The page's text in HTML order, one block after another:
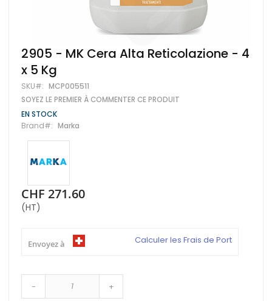
Skip
to
the
beginning
of
the
images
gallery
2905 - MK Cera Alta Reticolazione - 4
x 5 Kg
SKU MCP005511
SOYEZ LE PREMIER À COMMENTER CE PRODUIT
EN STOCK
Brand
Marka
CHF 271.60
(HT)
Envoyez à Calculer les Frais de Port
- +